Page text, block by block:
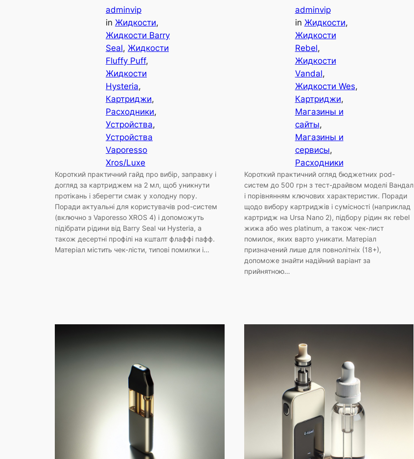
adminvip
in Жидкости
Жидкости Barry
Seal, Жидкости
Fluffy Puff
Жидкости
Hysteria
Картриджи
Расходники
Устройства
Устройства
Vaporesso
Xros/Luxe
Короткий практичний гайд про вибір, заправку і
догляд за картриджем на 2 мл, щоб уникнути
протікань і зберегти смак у холодну пору.
Поради актуальні для користувачів pod-систем
(включно з Vaporesso XROS 4) і допоможуть
підібрати рідини від Barry Seal чи Hysteria, а
також десертні профілі на кшталт флаффі пафф.
Матеріал містить чек-лісти, типові помилки і…
adminvip
in Жидкости
Жидкости
Rebel
Жидкости
Vandal
Жидкости Wes
Картриджи
Магазины и
сайты
Магазины и
сервисы
Расходники
Короткий практичний огляд бюджетних pod-
систем до 500 грн з тест-драйвом моделі Вандал
і порівнянням ключових характеристик. Поради
щодо вибору картриджів і сумісності (наприклад
картридж на Ursa Nano 2), підбору рідин як rebel
жижа або wes platinum, а також чек-лист
помилок, яких варто уникати. Матеріал
призначений лише для повнолітніх (18+),
допоможе знайти надійний варіант за
прийнятною…